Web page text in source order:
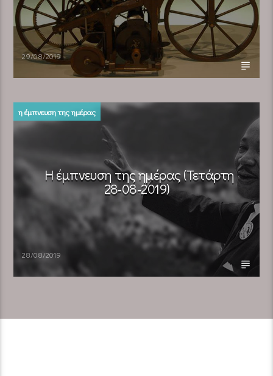
29/08/2019
η έμπνευση της ημέρας
Η έμπνευση της ημέρας (Τετάρτη
28-08-2019)
28/08/2019